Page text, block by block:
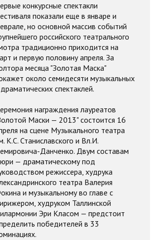
конкурсные спектакли
показали еще в январе и
но основной массив событий
российского театрального
традиционно приходится на
и первую половину апреля. За
месяца "Золотая Маска"
около семидесяти музыкальных
спектаклей.
награждения лауреатов
Маски — 2013" состоится 16
на сцене Музыкального театра
К.С. Станиславского и Вл.И.
Данченко. Двум составам
— драматическому под
режиссера, худрука
театра Валерия
и музыкальному во главе с
худруком Таллинской
Эри Класом — предстоит
победителей в 33